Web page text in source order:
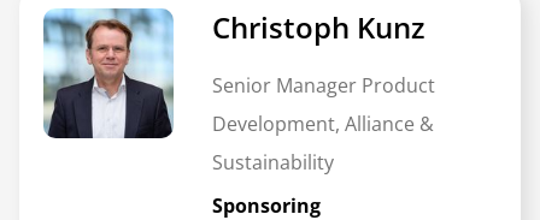
Christoph Kunz
Senior Manager Product
Development, Alliance &
Sustainability
Sponsoring